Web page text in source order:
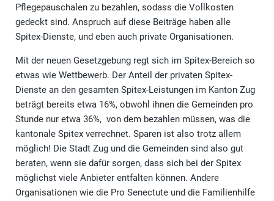
Pflegepauschalen zu bezahlen, sodass die Vollkosten
gedeckt sind. Anspruch auf diese Beiträge haben alle
Spitex-Dienste, und eben auch private Organisationen.
Mit der neuen Gesetzgebung regt sich im Spitex-Bereich so
etwas wie Wettbewerb. Der Anteil der privaten Spitex-
Dienste an den gesamten Spitex-Leistungen im Kanton Zug
beträgt bereits etwa 16%, obwohl ihnen die Gemeinden pro
Stunde nur etwa 36%, von dem bezahlen müssen, was die
kantonale Spitex verrechnet. Sparen ist also trotz allem
möglich! Die Stadt Zug und die Gemeinden sind also gut
beraten, wenn sie dafür sorgen, dass sich bei der Spitex
möglichst viele Anbieter entfalten können. Andere
Organisationen wie die Pro Senectute und die Familienhilfe